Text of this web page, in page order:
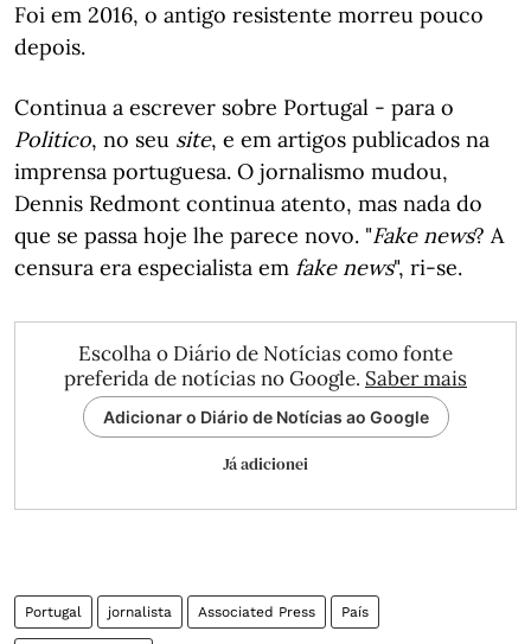
Foi em 2016, o antigo resistente morreu pouco
depois.
Continua a escrever sobre Portugal - para o
Politico, no seu site, e em artigos publicados na
imprensa portuguesa. O jornalismo mudou,
Dennis Redmont continua atento, mas nada do
que se passa hoje lhe parece novo. "Fake news? A
censura era especialista em fake news", ri-se.
Escolha o Diário de Notícias como fonte
preferida de notícias no Google. Saber mais
Adicionar o Diário de Notícias ao Google
Já adicionei
Portugal jornalista Associated Press País